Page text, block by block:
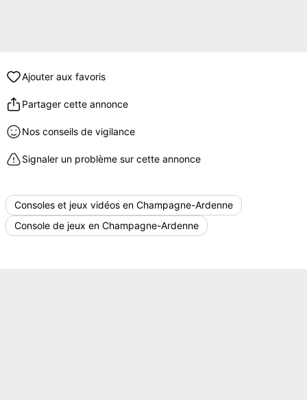
Ajouter aux favoris
Partager cette annonce
Nos conseils de vigilance
Signaler un problème sur cette annonce
Consoles et jeux vidéos en Champagne-Ardenne
Console de jeux en Champagne-Ardenne